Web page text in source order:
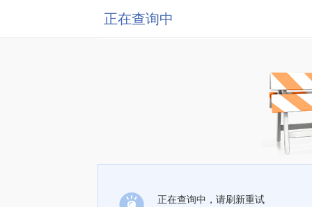
正在查询中
正在查询中，请刷新重试